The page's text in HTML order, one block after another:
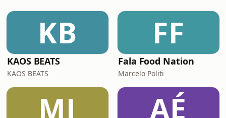
papo também incluiu agentes, novas
abstrações, segurança, GitHub,
Copilot, carreira, f
KB
KAOS BEATS
KAOS BEATS
FF
Fala Food Nation
Marcelo Politi
MJ AÉ